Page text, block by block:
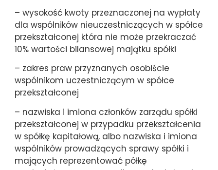
– wysokość kwoty przeznaczonej na wypłaty
dla wspólników nieuczestniczących w spółce
przekształconej która nie może przekraczać
10% wartości bilansowej majątku spółki
– zakres praw przyznanych osobiście
wspólnikom uczestniczącym w spółce
przekształconej
– nazwiska i imiona członków zarządu spółki
przekształconej w przypadku przekształcenia
w spółkę kapitałową, albo nazwiska i imiona
wspólników prowadzących sprawy spółki i
mających reprezentować półkę